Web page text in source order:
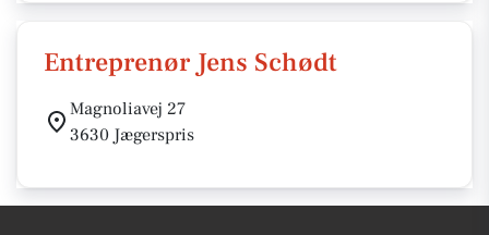
Entreprenør Jens Schødt
Magnoliavej 27
3630 Jægerspris